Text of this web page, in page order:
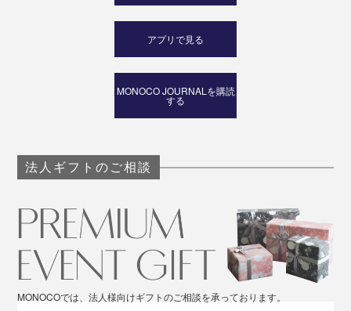
グ……。出かける前に忘れたくない細々とした小物類っ
て、出しっぱなしにしておくと生活感が溢れちゃう。
『KaKuKo』にしまえば、来客時に慌てなくてもOK。
アプリで見る
MONOCO JOURNALを購読
する
法人ギフトのご相談
MONOCOでは、法人様向けギフトのご相談を承っております。